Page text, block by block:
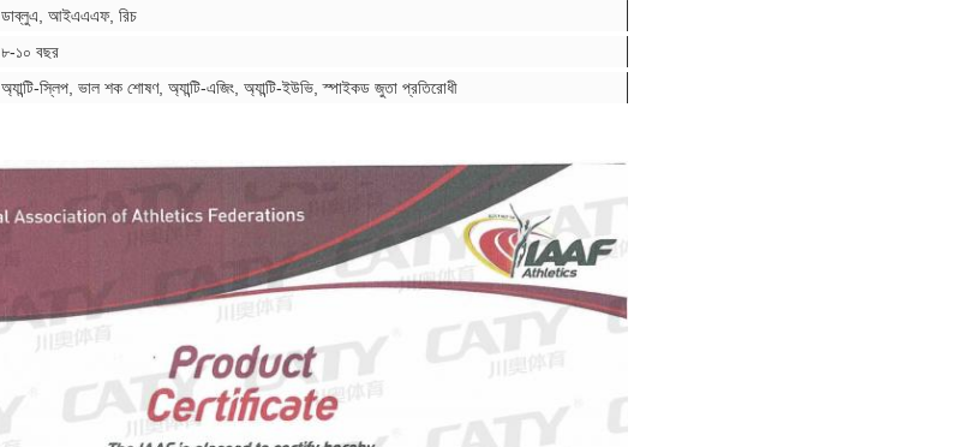
ডাব্লুএ, আইএএএফ, রিচ
৮-১০ বছর
অ্যান্টি-স্লিপ, ভাল শক শোষণ, অ্যান্টি-এজিং, অ্যান্টি-ইউভি, স্পাইকড জুতা প্রতিরোধী